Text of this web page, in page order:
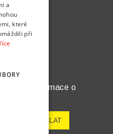
na
informace o
akcích?
a
které
při